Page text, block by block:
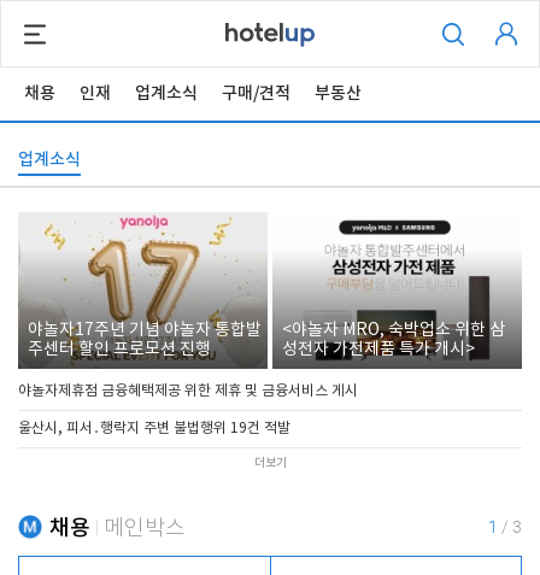
채용 인재 업계소식 구매/견적 부동산
업계소식
야놀자17주년 기념 야놀자 통합발
주센터 할인 프로모션 진행
<야놀자 MRO, 숙박업소 위한 삼
성전자 가전제품 특가 개시>
야놀자제휴점 금융혜택제공 위한 제휴 및 금융서비스 게시
울산시, 피서․행락지 주변 불법행위 19건 적발
더보기
채용 메인박스 1 / 3